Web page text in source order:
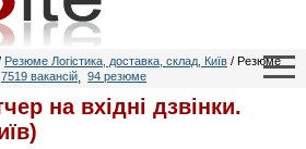
Резюме Логістика, доставка, склад, Київ / Резюме
7519 вакансій, 94 резюме
на вхідні дзвінки.